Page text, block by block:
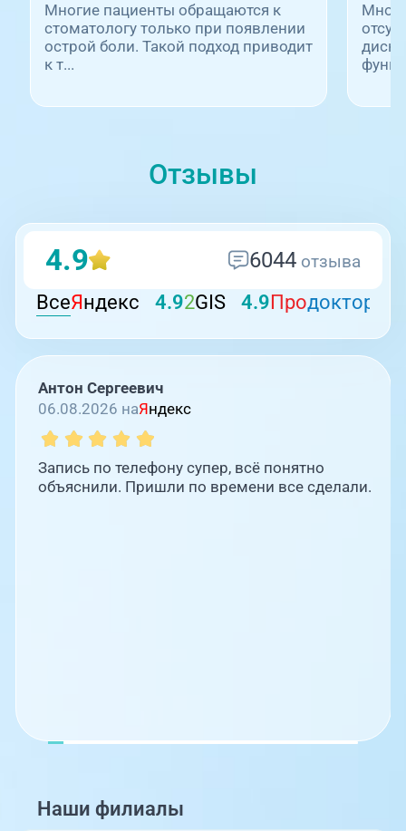
Многие пациенты обращаются к
стоматологу только при появлении
острой боли. Такой подход приводит
к т...
Отзывы
4.9 6044 отзыва
ВсеЯ ндекс 4.92GIS 4.9 Продокторов
Антон Сергеевич
06.08.2026 наЯндекс
Запись по телефону супер, всё понятно
объяснили. Пришли по времени все сделали.
Наши филиалы